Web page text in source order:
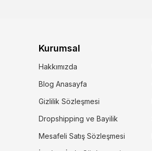
Kurumsal
Hakkımızda
Blog Anasayfa
Gizlilik Sözleşmesi
Dropshipping ve Bayilik
Mesafeli Satış Sözleşmesi